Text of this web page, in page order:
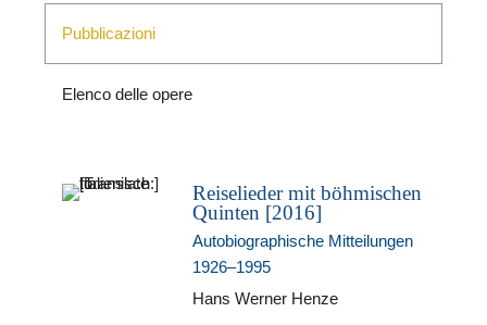
Pubblicazioni
Elenco delle opere
Reiselieder mit böhmischen
Quinten [2016]
Autobiographische Mitteilungen
1926–1995
Hans Werner Henze